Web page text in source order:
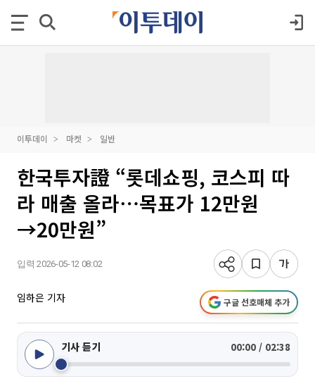
이투데이 마켓 일반
한국투자證 “롯데쇼핑, 코스피 따
라 매출 올라⋯목표가 12만원
→20만원”
입력 2026-05-12 08:02
임하은 기자 구글 선호매체 추가
기사 듣기 00:00 / 02:38